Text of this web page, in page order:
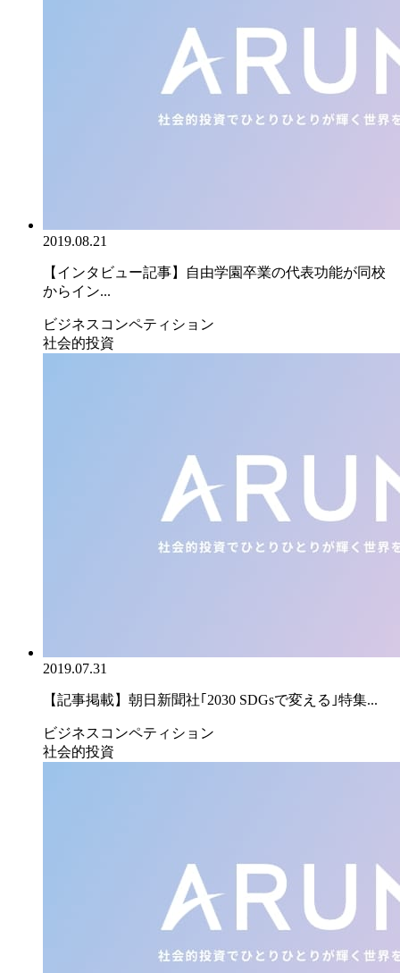
2019.08.21
【インタビュー記事】自由学園卒業の代表功能が同校
からイン...
ビジネスコンペティション
社会的投資
2019.07.31
【記事掲載】朝日新聞社｢2030 SDGsで変える｣特集...
ビジネスコンペティション
社会的投資